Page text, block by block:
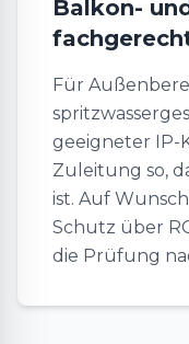
Balkon-
Für
geeigneter IP-
Zuleitung so,
ist. Auf
Schutz über
die Prüfung